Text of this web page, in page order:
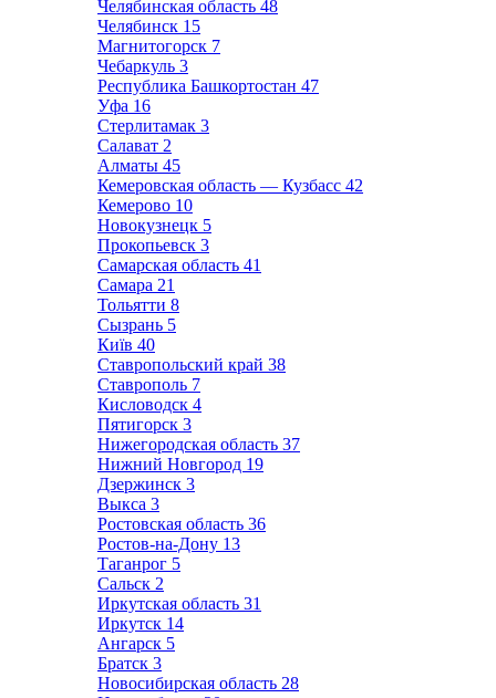
Челябинская область 48
Челябинск 15
Магнитогорск 7
Чебаркуль 3
Республика Башкортостан 47
Уфа 16
Стерлитамак 3
Салават 2
Алматы 45
Кемеровская область — Кузбасс 42
Кемерово 10
Новокузнецк 5
Прокопьевск 3
Самарская область 41
Самара 21
Тольятти 8
Сызрань 5
Київ 40
Ставропольский край 38
Ставрополь 7
Кисловодск 4
Пятигорск 3
Нижегородская область 37
Нижний Новгород 19
Дзержинск 3
Выкса 3
Ростовская область 36
Ростов-на-Дону 13
Таганрог 5
Сальск 2
Иркутская область 31
Иркутск 14
Ангарск 5
Братск 3
Новосибирская область 28